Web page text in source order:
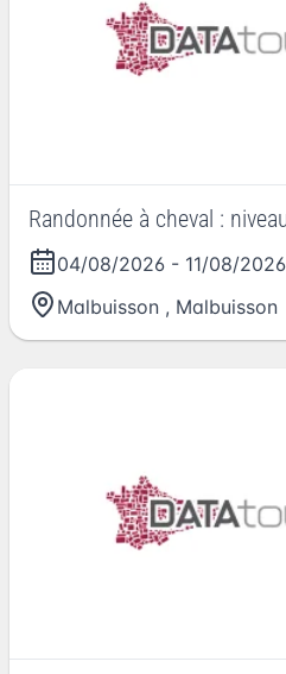
Randonnée à cheval :
04/08/2026 - 11/08/2026
Malbuisson , Malbuisson